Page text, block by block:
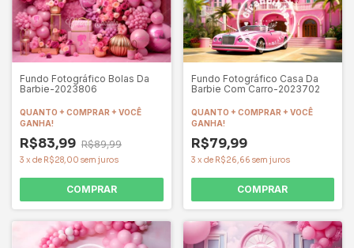
Fundo Fotográfico Bolas Da
Barbie-2023806
QUANTO + COMPRAR + VOCÊ
GANHA!
R$83,99 R$89,99
3 x de R$28,00 sem juros
COMPRAR
Fundo Fotográfico Casa Da
Barbie Com Carro-2023702
QUANTO + COMPRAR + VOCÊ
GANHA!
R$79,99
3 x de R$26,66 sem juros
COMPRAR